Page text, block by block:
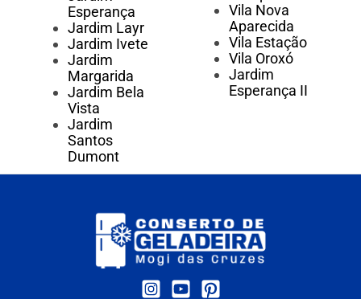
Esperança
Jardim Layr
Jardim Ivete
Jardim
Margarida
Jardim Bela
Vista
Jardim
Santos
Dumont
Vila Nova
Aparecida
Vila Estação
Vila Oroxó
Jardim
Esperança II